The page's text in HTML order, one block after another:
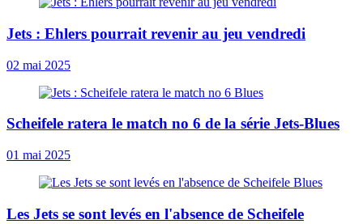
Jets : Ehlers pourrait revenir au jeu vendredi
02 mai 2025
Scheifele ratera le match no 6 de la série Jets-Blues
01 mai 2025
Les Jets se sont levés en l'absence de Scheifele